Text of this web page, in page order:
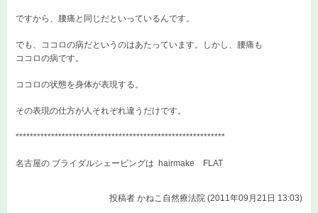
ですから、腰痛と同じだといっているんです。
でも、ココロの病だというのはあたっています。しかし、腰痛も
ココロの病です。
ココロの状態を身体が表現する。
その表現の仕方が人それぞれ違うだけです。
***********************************************************
名古屋の ブライダルシェービングは hairmake FLAT
投稿者 かねこ自然療法院 (2011年09月21日 13:03)